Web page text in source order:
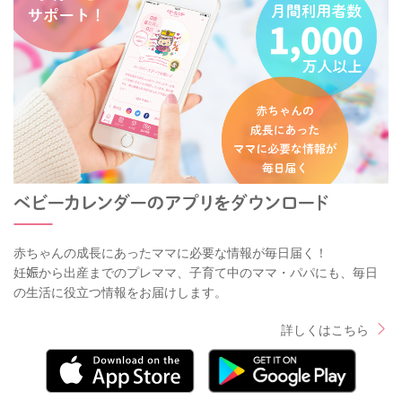
赤ちゃんの成長にあったママに必要な情報が毎日届く！
妊娠から出産までのプレママ、子育て中のママ・パパにも、毎日
の生活に役立つ情報をお届けします。
詳しくはこちら